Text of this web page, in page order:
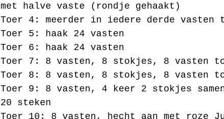
met halve vaste (rondje gehaakt)
Toer 4: meerder in iedere derde
Toer 5: haak 24 vasten
Toer 6: haak 24 vasten
Toer 7: 8 vasten, 8 stokjes, 8 vasten
Toer 8: 8 vasten, 8 stokjes, 8 vasten
Toer 9: 8 vasten, 4 keer 2 stokjes
20 steken
Toer 10: 8 vasten, hecht aan met roze